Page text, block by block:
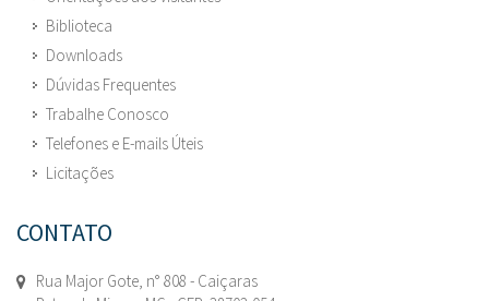
Biblioteca
Downloads
Dúvidas Frequentes
Trabalhe Conosco
Telefones e E-mails Úteis
Licitações
CONTATO
Rua Major Gote, n° 808 - Caiçaras